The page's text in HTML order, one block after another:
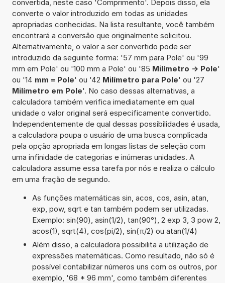
convertida, neste caso 'Comprimento'. Depois disso, ela
converte o valor introduzido em todas as unidades
apropriadas conhecidas. Na lista resultante, você também
encontrará a conversão que originalmente solicitou.
Alternativamente, o valor a ser convertido pode ser
introduzido da seguinte forma: '57 mm para Pole' ou '99
mm em Pole' ou '100 mm a Pole' ou '85 Milímetro -> Pole'
ou '14 mm = Pole' ou '42 Milímetro para Pole' ou '27
Milímetro em Pole'. No caso dessas alternativas, a
calculadora também verifica imediatamente em qual
unidade o valor original será especificamente convertido.
Independentemente de qual dessas possibilidades é usada,
a calculadora poupa o usuário de uma busca complicada
pela opção apropriada em longas listas de seleção com
uma infinidade de categorias e inúmeras unidades. A
calculadora assume essa tarefa por nós e realiza o cálculo
em uma fração de segundo.
As funções matemáticas sin, acos, cos, asin, atan,
exp, pow, sqrt e tan também podem ser utilizadas.
Exemplo: sin(90), asin(1/2), tan(90°), 2 exp 3, 3 pow 2,
acos(1), sqrt(4), cos(pi/2), sin(π/2) ou atan(1/4)
Além disso, a calculadora possibilita a utilização de
expressões matemáticas. Como resultado, não só é
possível contabilizar números uns com os outros, por
exemplo, '68 * 96 mm', como também diferentes